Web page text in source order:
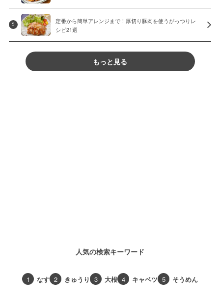
5
定番から簡単アレンジまで！厚切り豚肉を使うがっつりレ
シピ21選
もっと見る
人気の検索キーワード
1 なす 2 きゅうり 3 大根 4 キャベツ 5 そうめん